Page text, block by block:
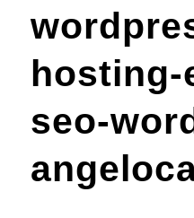
hosting-
seo-